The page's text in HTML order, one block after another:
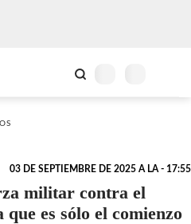
03 DE SEPTIEMBRE DE 2025 A LA - 17:55
militar contra el
es sólo el comienzo